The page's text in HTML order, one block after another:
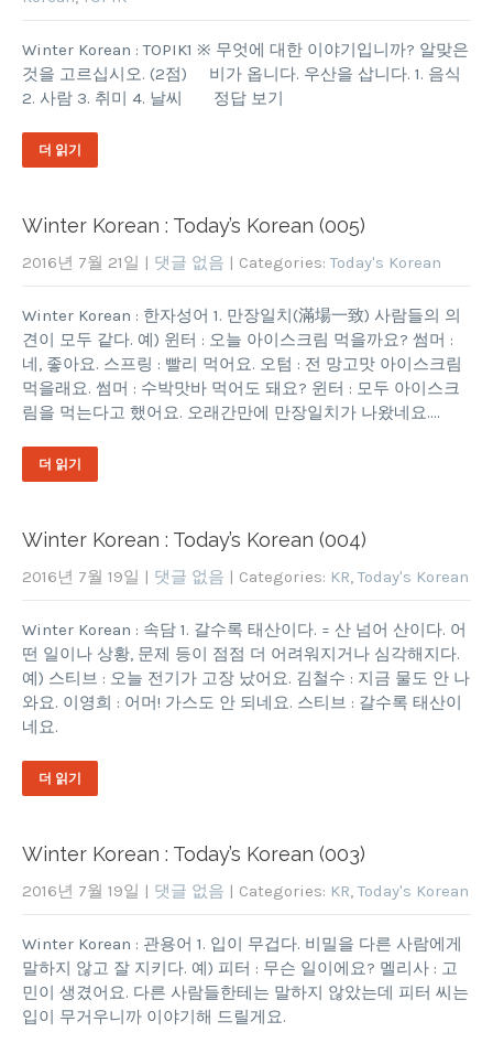
Winter Korean : TOPIK1 ※ 무엇에 대한 이야기입니까? 알맞은
것을 고르십시오. (2점) 비가 옵니다. 우산을 삽니다. 1. 음식
2. 사람 3. 취미 4. 날씨 정답 보기
더 읽기
Winter Korean : Today’s Korean (005)
2016년 7월 21일 | 댓글 없음 | Categories:Today's Korean
Winter Korean : 한자성어 1. 만장일치(滿場一致) 사람들의 의
견이 모두 같다. 예) 윈터 : 오늘 아이스크림 먹을까요? 썸머 :
네, 좋아요. 스프링 : 빨리 먹어요. 오텀 : 전 망고맛 아이스크림
먹을래요. 썸머 : 수박맛바 먹어도 돼요? 윈터 : 모두 아이스크
림을 먹는다고 했어요. 오래간만에 만장일치가 나왔네요….
더 읽기
Winter Korean : Today’s Korean (004)
2016년 7월 19일 | 댓글 없음 | Categories: KR,Today's Korean
Winter Korean : 속담 1. 갈수록 태산이다. = 산 넘어 산이다. 어
떤 일이나 상황, 문제 등이 점점 더 어려워지거나 심각해지다.
예) 스티브 : 오늘 전기가 고장 났어요. 김철수 : 지금 물도 안 나
와요. 이영희 : 어머! 가스도 안 되네요. 스티브 : 갈수록 태산이
네요.
더 읽기
Winter Korean : Today’s Korean (003)
2016년 7월 19일 | 댓글 없음 | Categories: KR,Today's Korean
Winter Korean : 관용어 1. 입이 무겁다. 비밀을 다른 사람에게
말하지 않고 잘 지키다. 예) 피터 : 무슨 일이에요? 멜리사 : 고
민이 생겼어요. 다른 사람들한테는 말하지 않았는데 피터 씨는
입이 무거우니까 이야기해 드릴게요.